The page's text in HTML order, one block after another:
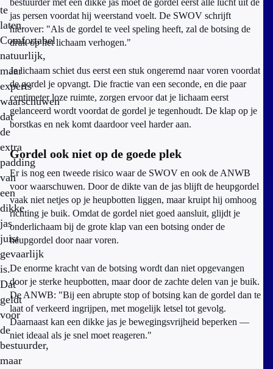
te
laten.
Comfortabel
natuurlijk,
maar
experts
waarschuwen
dat
de
extra
padding
van
een
dikke
jas
juist
gevaarlijk
is.
Dat
geldt
voor
de
bestuurder,
maar
bestuurder met een dikke jas moet de gordel eerst alle lucht uit de
jas persen voordat hij weerstand voelt. De SWOV schrijft
hierover: "Als de gordel te veel speling heeft, zal de botsing de
druk op het lichaam verhogen."
Je lichaam schiet dus eerst een stuk ongeremd naar voren voordat
de gordel je opvangt. Die fractie van een seconde, en die paar
centimeter loze ruimte, zorgen ervoor dat je lichaam eerst
gelanceerd wordt voordat de gordel je tegenhoudt. De klap op je
borstkas en nek komt daardoor veel harder aan.
Gordel ook niet op de goede plek
Er is nog een tweede risico waar de SWOV en ook de ANWB
voor waarschuwen. Door de dikte van de jas blijft de heupgordel
vaak niet netjes op je heupbotten liggen, maar kruipt hij omhoog
richting je buik. Omdat de gordel niet goed aansluit, glijdt je
onderlichaam bij de grote klap van een botsing onder de
heupgordel door naar voren.
De enorme kracht van de botsing wordt dan niet opgevangen
door je sterke heupbotten, maar door de zachte delen van je buik.
De ANWB: "Bij een abrupte stop of botsing kan de gordel dan te
laat of verkeerd ingrijpen, met mogelijk letsel tot gevolg.
Daarnaast kan een dikke jas je bewegingsvrijheid beperken —
niet ideaal als je snel moet reageren."